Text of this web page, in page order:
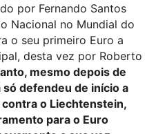
por Fernando Santos
Nacional no Mundial do
o seu primeiro Euro a
desta vez por Roberto
mesmo depois de
defendeu de início a
o Liechtenstein,
para o Euro